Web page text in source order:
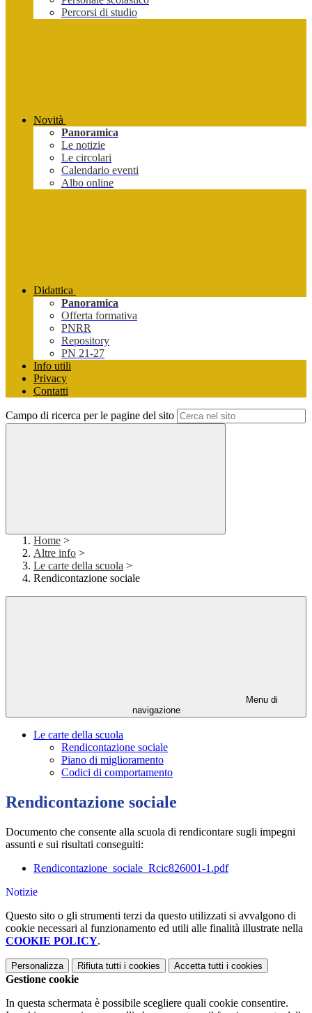
Percorsi di studio
Novità
Panoramica
Le notizie
Le circolari
Calendario eventi
Albo online
Didattica
Panoramica
Offerta formativa
PNRR
Repository
PN 21-27
Info utili
Privacy
Contatti
Campo di ricerca per le pagine del sito
Home >
Altre info >
Le carte della scuola >
Rendicontazione sociale
Menu di
navigazione
Le carte della scuola
Rendicontazione sociale
Piano di miglioramento
Codici di comportamento
Rendicontazione sociale
Documento che consente alla scuola di rendicontare sugli impegni
assunti e sui risultati conseguiti:
Rendicontazione_sociale_Rcic826001-1.pdf
Notizie
Questo sito o gli strumenti terzi da questo utilizzati si avvalgono di
cookie necessari al funzionamento ed utili alle finalità illustrate nella
COOKIE POLICY.
Personalizza Rifiuta tutti i cookies Accetta tutti i cookies
Gestione cookie
In questa schermata è possibile scegliere quali cookie consentire.